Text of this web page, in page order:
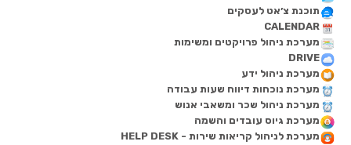
תוכנת צ׳אט לעסקים
CALENDAR
מערכת ניהול פרויקטים ומשימות
DRIVE
מערכת ניהול ידע
מערכת נוכחות דיווח שעות עבודה
מערכת ניהול שכר ומשאבי אנוש
מערכת גיוס עובדים והשמה
מערכת לניהול קריאות שירות - HELP DESK